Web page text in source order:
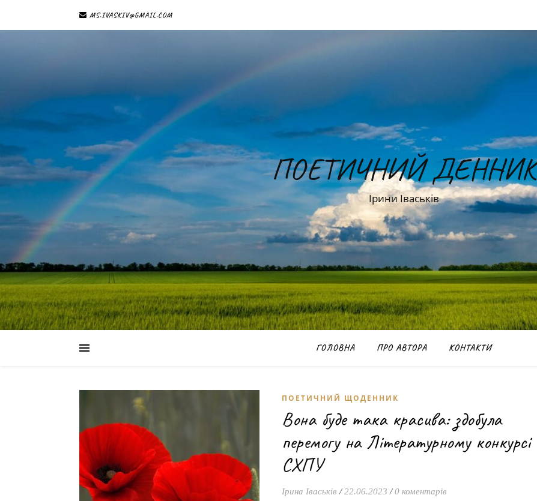
MS.IVASKIV@GMAIL.COM
ПОЕТИЧНИЙ ДЕННИК
Ірини Іваськів
ГОЛОВНА ПРО АВТОРА КОНТАКТИ
ПОЕТИЧНИЙ ЩОДЕННИК
Вона буде така красива: здобула
перемогу на Літературному конкурсі
СХПУ
Ірина Іваськів / 22.06.2023 / 0 коментарів